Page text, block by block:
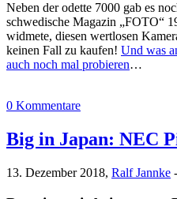
Neben der odette 7000 gab es
schwedische Magazin „FOTO“
widmete, diesen wertlosen
keinen Fall zu kaufen! Und was
auch noch mal probieren…
0 Kommentare
Big in Japan: NEC
13. Dezember 2018, Ralf Jannke -